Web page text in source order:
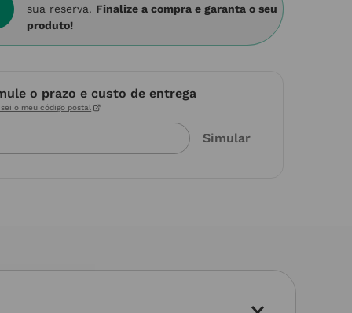
sua reserva. Finalize a compra e garanta o seu
produto!
o prazo e custo de entrega
sei o meu código postal